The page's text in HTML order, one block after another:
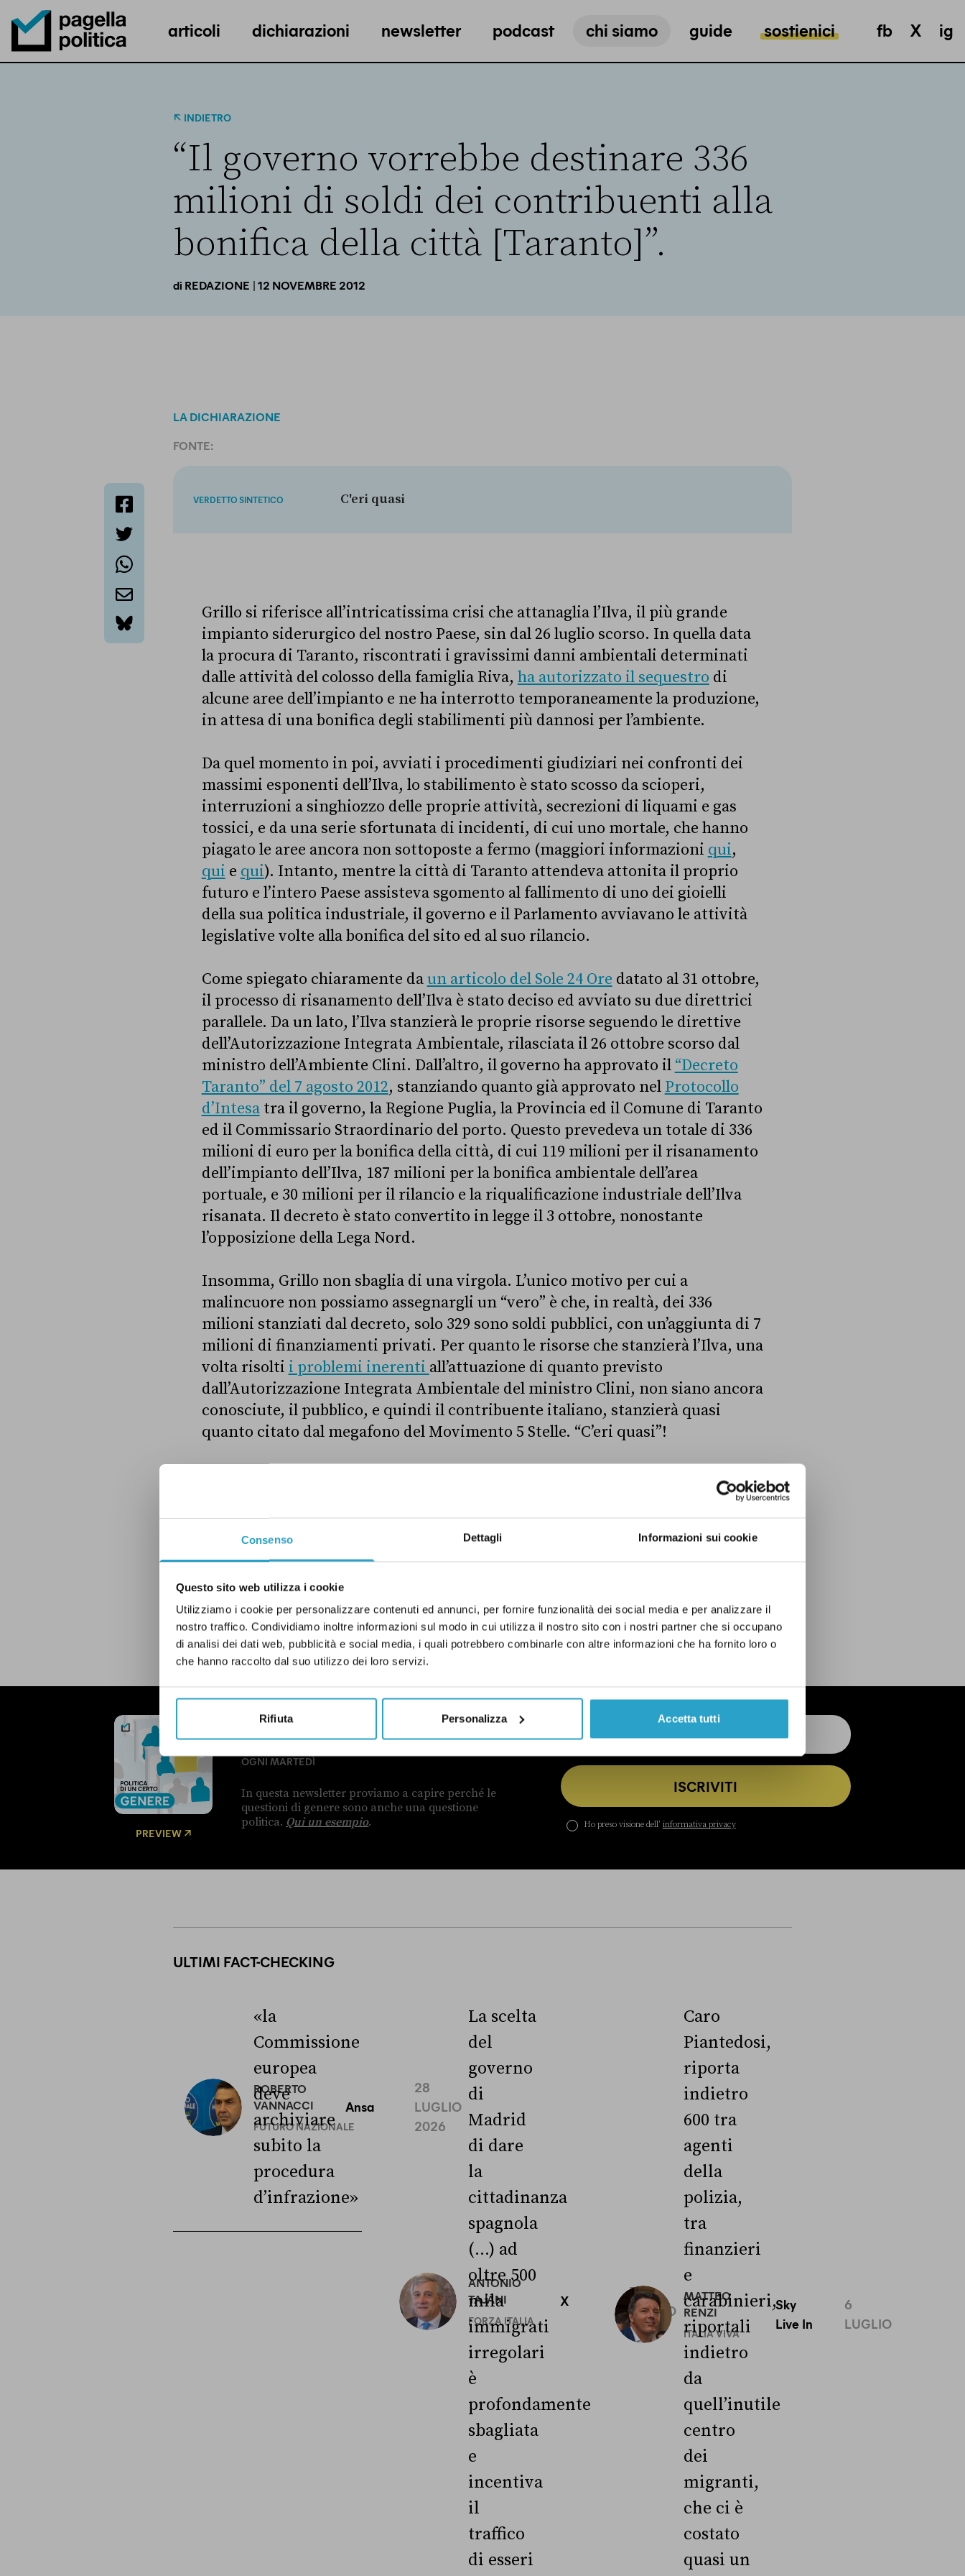
Consenso Dettagli Informazioni sui cookie
Questo sito web utilizza i cookie
Utilizziamo i cookie per personalizzare contenuti ed annunci, per fornire funzionalità dei social media e per analizzare il
nostro traffico. Condividiamo inoltre informazioni sul modo in cui utilizza il nostro sito con i nostri partner che si occupano
di analisi dei dati web, pubblicità e social media, i quali potrebbero combinarle con altre informazioni che ha fornito loro o
che hanno raccolto dal suo utilizzo dei loro servizi.
Rifiuta Personalizza Accetta tutti
Pagella Politica Logo
articoli dichiarazioni newsletter podcast chi siamo guide sostienici fb X ig
INDIETRO
“Il governo vorrebbe destinare 336
milioni di soldi dei contribuenti alla
bonifica della città [Taranto]”.
di REDAZIONE | 12 NOVEMBRE 2012
LA DICHIARAZIONE
FONTE:
bluesky
VERDETTO SINTETICO C'eri quasi
Grillo si riferisce all’intricatissima crisi che attanaglia l’Ilva, il più grande
impianto siderurgico del nostro Paese, sin dal 26 luglio scorso. In quella data
la procura di Taranto, riscontrati i gravissimi danni ambientali determinati
dalle attività del colosso della famiglia Riva, ha autorizzato il sequestro di
alcune aree dell’impianto e ne ha interrotto temporaneamente la produzione,
in attesa di una bonifica degli stabilimenti più dannosi per l’ambiente.
Da quel momento in poi, avviati i procedimenti giudiziari nei confronti dei
massimi esponenti dell’Ilva, lo stabilimento è stato scosso da scioperi,
interruzioni a singhiozzo delle proprie attività, secrezioni di liquami e gas
tossici, e da una serie sfortunata di incidenti, di cui uno mortale, che hanno
piagato le aree ancora non sottoposte a fermo (maggiori informazioni qui,
qui e qui). Intanto, mentre la città di Taranto attendeva attonita il proprio
futuro e l’intero Paese assisteva sgomento al fallimento di uno dei gioielli
della sua politica industriale, il governo e il Parlamento avviavano le attività
legislative volte alla bonifica del sito ed al suo rilancio.
Come spiegato chiaramente daun articolo del Sole 24 Ore datato al 31 ottobre,
il processo di risanamento dell’Ilva è stato deciso ed avviato su due direttrici
parallele. Da un lato, l’Ilva stanzierà le proprie risorse seguendo le direttive
dell’Autorizzazione Integrata Ambientale, rilasciata il 26 ottobre scorso dal
ministro dell’Ambiente Clini. Dall’altro, il governo ha approvato il “Decreto
Taranto” del 7 agosto 2012, stanziando quanto già approvato nel Protocollo
d’Intesatra il governo, la Regione Puglia, la Provincia ed il Comune di Taranto
ed il Commissario Straordinario del porto. Questo prevedeva un totale di 336
milioni di euro per la bonifica della città, di cui 119 milioni per il risanamento
dell’impianto dell’Ilva, 187 milioni per la bonifica ambientale dell’area
portuale, e 30 milioni per il rilancio e la riqualificazione industriale dell’Ilva
risanata. Il decreto è stato convertito in legge il 3 ottobre, nonostante
l’opposizione della Lega Nord.
Insomma, Grillo non sbaglia di una virgola. L’unico motivo per cui a
malincuore non possiamo assegnargli un “vero” è che, in realtà, dei 336
milioni stanziati dal decreto, solo 329 sono soldi pubblici, con un’aggiunta di 7
milioni di finanziamenti privati. Per quanto le risorse che stanzierà l’Ilva, una
volta risolti i problemi inerenti all’attuazione di quanto previsto
dall’Autorizzazione Integrata Ambientale del ministro Clini, non siano ancora
conosciute, il pubblico, e quindi il contribuente italiano, stanzierà quasi
quanto citato dal megafono del Movimento 5 Stelle. “C’eri quasi”!
SPESA PUBBLICA
LEGGI LA NOSTRA POLITICA DELLE CORREZIONI
PREVIEW
NEWSLETTER
POLITICA DI UN CERTO GENERE
OGNI MARTEDÌ
In questa newsletter proviamo a capire perché le
questioni di genere sono anche una questione
politica. Qui un esempio.
ISCRIVITI
Ho preso visione dell’ informativa privacy
ULTIMI FACT-CHECKING
ROBERTO
VANNACCI
FUTURO NAZIONALE
«la
Commissione
europea
deve
archiviare
subito la
procedura
d’infrazione»
Ansa
28
LUGLIO
2026
ANTONIO
TAJANI
FORZA ITALIA
La scelta
del
governo
di
Madrid
di dare
la
cittadinanza
spagnola
(...) ad
oltre 500
mila
immigrati
irregolari
è
profondamente
sbagliata
e
incentiva
il
traffico
di esseri
X
30
LUGLIO
MATTEO
RENZI
ITALIA VIVA
Caro
Piantedosi,
riporta
indietro
600 tra
agenti
della
polizia,
tra
finanzieri
e
carabinieri,
riportali
indietro
da
quell’inutile
centro
dei
migranti,
che ci è
costato
quasi un
Sky
Live In
6
LUGLIO